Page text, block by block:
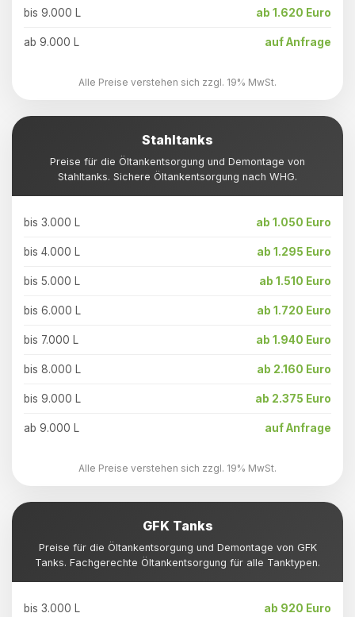
bis 9.000 L ab 1.620 Euro
ab 9.000 L auf Anfrage
Alle Preise verstehen sich zzgl. 19% MwSt.
Stahltanks
Preise für die Öltankentsorgung und Demontage von
Stahltanks. Sichere Öltankentsorgung nach WHG.
bis 3.000 L ab 1.050 Euro
bis 4.000 L ab 1.295 Euro
bis 5.000 L ab 1.510 Euro
bis 6.000 L ab 1.720 Euro
bis 7.000 L ab 1.940 Euro
bis 8.000 L ab 2.160 Euro
bis 9.000 L ab 2.375 Euro
ab 9.000 L auf Anfrage
Alle Preise verstehen sich zzgl. 19% MwSt.
GFK Tanks
Preise für die Öltankentsorgung und Demontage von GFK
Tanks. Fachgerechte Öltankentsorgung für alle Tanktypen.
bis 3.000 L ab 920 Euro